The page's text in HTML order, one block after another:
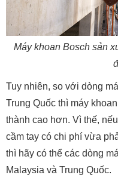
Máy khoan Bosch sản
Tuy nhiên, so với dòng
Trung Quốc thì máy
thành cao hơn. Vì thế,
cầm tay có chi phí vừa
thì hãy có thể các dòng
Malaysia và Trung Quốc.